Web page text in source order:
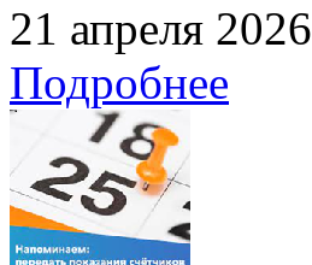
21 апреля 2026
Подробнее